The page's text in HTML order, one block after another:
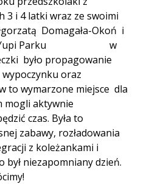
3 i 4 latki wraz ze swoimi
Domagała-Okoń i
do Yupi Parku w
było propagowanie
oraz
to wymarzone miejsce dla
mogli aktywnie
czas. Była to
zabawy, rozładowania
z koleżankami i
był niezapomniany dzień.